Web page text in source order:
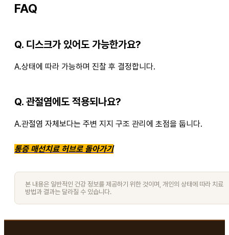
FAQ
Q. 디스크가 있어도 가능한가요?
A.상태에 따라 가능하며 진찰 후 결정합니다.
Q. 관절염에도 적용되나요?
A.관절염 자체보다는 주변 지지 구조 관리에 초점을 둡니다.
통증 매선치료 허브로 돌아가기
본 내용은 일반적인 건강 정보를 제공하기 위한 것이며, 개인의 상태에 따라 치료
방법과 결과는 달라질 수 있습니다.